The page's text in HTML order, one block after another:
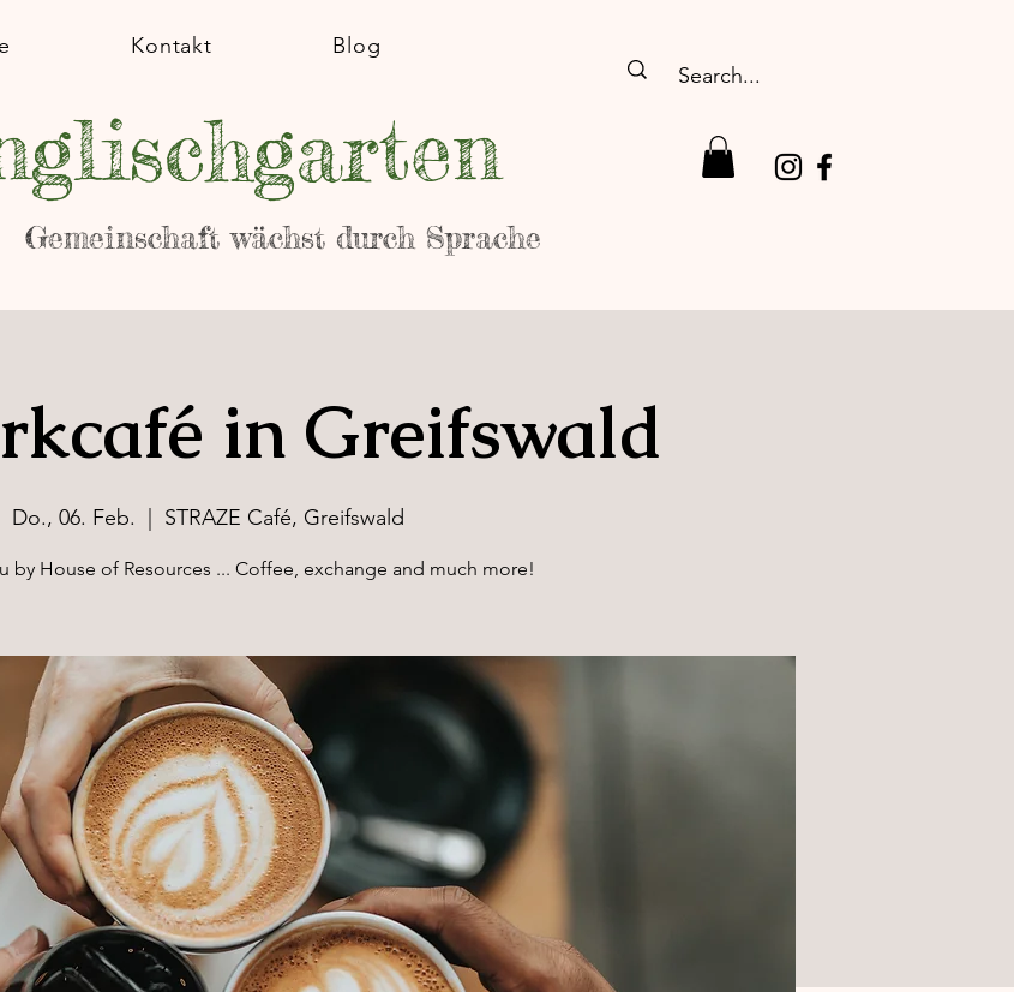
Gemeinschaft wächst durch Sprache
Kontakt Blog
in Greifswald
Do., 06. Feb. STRAZE Café, Greifswald
by House of Resources ... Coffee, exchange and much more!